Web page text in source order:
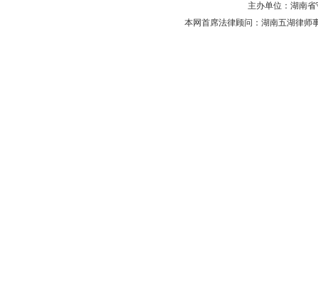
主办单位：湖南省
本网首席法律顾问：湖南五湖律师